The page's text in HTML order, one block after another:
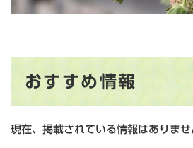
おすすめ情報
現在、掲載されている情報はありませ